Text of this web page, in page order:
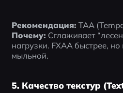
Рекомендация: TAA
Почему: Сглаживает
нагрузки. FXAA быстрее,
мыльной.
5. Качество текстур